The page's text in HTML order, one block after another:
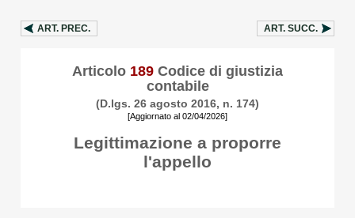
ART. PREC. ART. SUCC.
Articolo 189 Codice di giustizia
contabile
(D.lgs. 26 agosto 2016, n. 174)
[Aggiornato al 02/04/2026]
Legittimazione a proporre
l'appello